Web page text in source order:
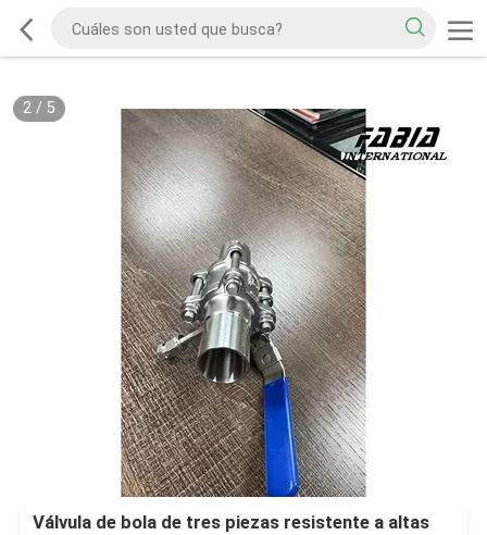
2/ 5
Válvula de bola de tres piezas resistente a altas